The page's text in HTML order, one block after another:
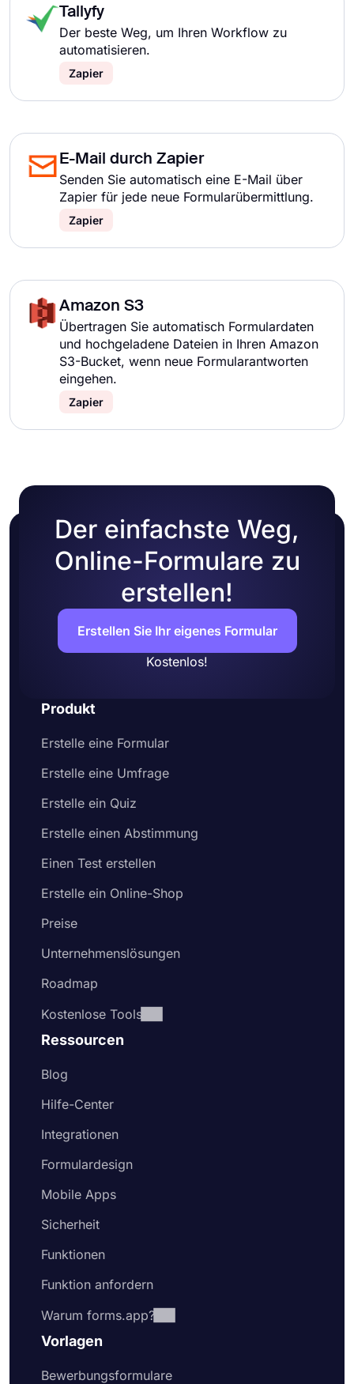
Tallyfy
Der beste Weg, um Ihren Workflow zu
automatisieren.
Zapier
E-Mail durch Zapier
Senden Sie automatisch eine E-Mail über
Zapier für jede neue Formularübermittlung.
Zapier
Amazon S3
Übertragen Sie automatisch Formulardaten
und hochgeladene Dateien in Ihren Amazon
S3-Bucket, wenn neue Formularantworten
eingehen.
Zapier
Der einfachste Weg,
Online-Formulare zu
erstellen!
Erstellen Sie Ihr eigenes Formular
Kostenlos!
Produkt
Erstelle eine Formular
Erstelle eine Umfrage
Erstelle ein Quiz
Erstelle einen Abstimmung
Einen Test erstellen
Erstelle ein Online-Shop
Preise
Unternehmenslösungen
Roadmap
Kostenlose Tools
Ressourcen
Blog
Hilfe-Center
Integrationen
Formulardesign
Mobile Apps
Sicherheit
Funktionen
Funktion anfordern
Warum forms.app?
Vorlagen
Bewerbungsformulare